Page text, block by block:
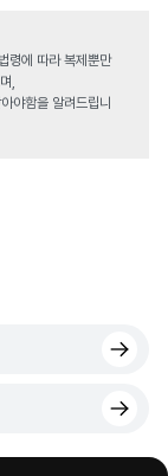
령에 따라 복제뿐만
,
야함을 알려드립니